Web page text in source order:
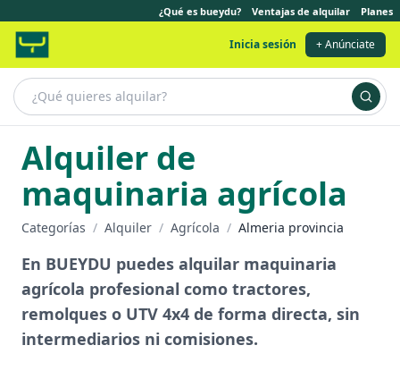
¿Qué es bueydu? Ventajas de alquilar Planes
Inicia sesión + Anúnciate
Alquiler de
maquinaria agrícola
Categorías / Alquiler / Agrícola / Almeria provincia
En BUEYDU puedes alquilar maquinaria
agrícola profesional como tractores,
remolques o UTV 4x4 de forma directa, sin
intermediarios ni comisiones.